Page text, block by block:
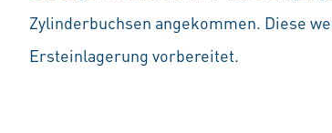
Zylinderbuchsen angekommen. Diese
Ersteinlagerung vorbereitet.